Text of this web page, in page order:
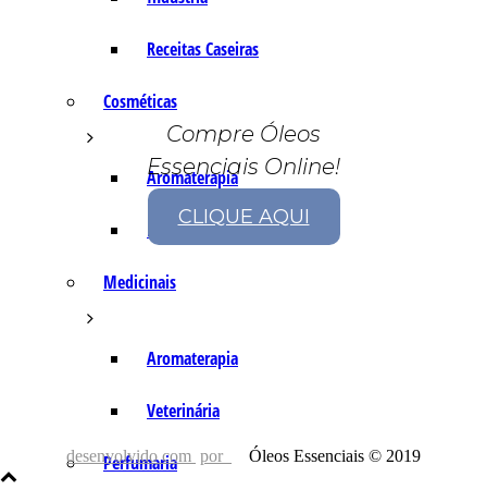
Receitas Caseiras
Cosméticas
Aromaterapia
Fórmulas Caseiras
Medicinais
Aromaterapia
Veterinária
Perfumaria
Compre Óleos
Essenciais Online!
CLIQUE AQUI
desenvolvido com por Óleos Essenciais © 2019